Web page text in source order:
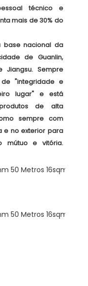
técnico e
mais de 30% do
de Guanlin,
Jiangsu. Sempre
"integridade e
lugar" e está
de alta
sempre com
e no exterior para
mútuo e vitória.